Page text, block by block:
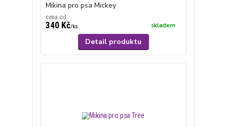
Mikina pro psa Mickey
cena od
340 Kč/ks skladem
Detail produktu